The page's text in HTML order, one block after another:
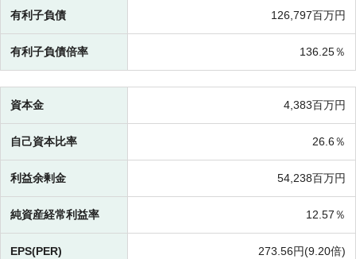
有利子負債 126,797百万円
有利子負債倍率 136.25％
資本金 4,383百万円
自己資本比率 26.6％
利益余剰金 54,238百万円
純資産経常利益率 12.57％
EPS(PER) 273.56円(9.20倍)